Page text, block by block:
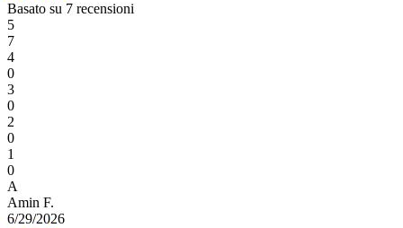
Basato su 7 recensioni
5
7
4
0
3
0
2
0
1
0
A
Amin F.
6/29/2026